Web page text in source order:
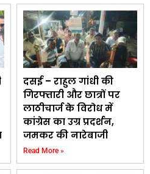
दसई – राहुल गांधी की
गिरफ्तारी और छात्रों पर
लाठीचार्ज के विरोध में
कांग्रेस का उग्र प्रदर्शन,
जमकर की नारेबाजी
Read More »